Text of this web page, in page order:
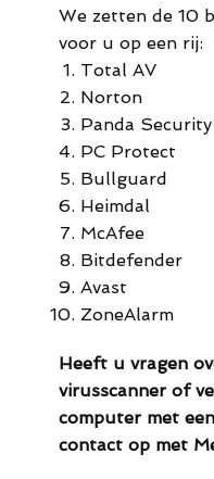
We zetten de 10
voor u op een rij:
Total AV
Norton
Panda Security
PC Protect
Bullguard
Heimdal
McAfee
Bitdefender
Avast
ZoneAlarm
Heeft u vragen
virusscanner of
computer met
contact op met